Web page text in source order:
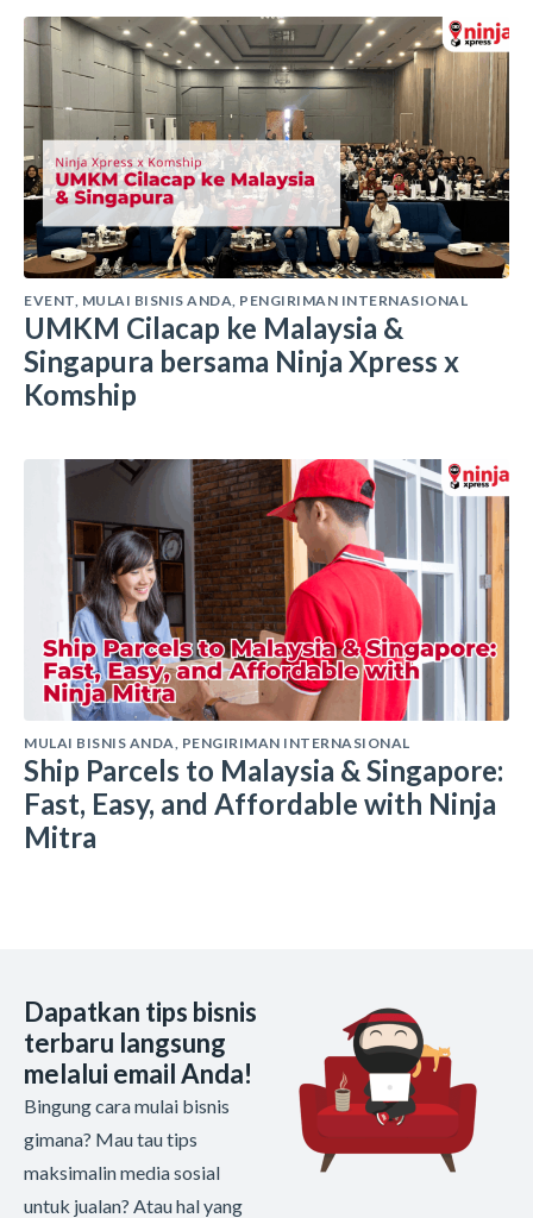
EVENT MULAI BISNIS ANDA PENGIRIMAN INTERNASIONAL
UMKM Cilacap ke Malaysia &
Singapura bersama Ninja Xpress x
Komship
MULAI BISNIS ANDA PENGIRIMAN INTERNASIONAL
Ship Parcels to Malaysia & Singapore:
Fast, Easy, and Affordable with Ninja
Mitra
Dapatkan tips bisnis
terbaru langsung
melalui email Anda!
Bingung cara mulai bisnis
gimana? Mau tau tips
maksimalin media sosial
untuk jualan? Atau hal yang